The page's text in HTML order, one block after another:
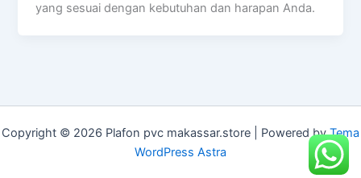
yang sesuai dengan kebutuhan dan harapan Anda.
Copyright © 2026 Plafon pvc makassar.store | Powered byTema
WordPress Astra